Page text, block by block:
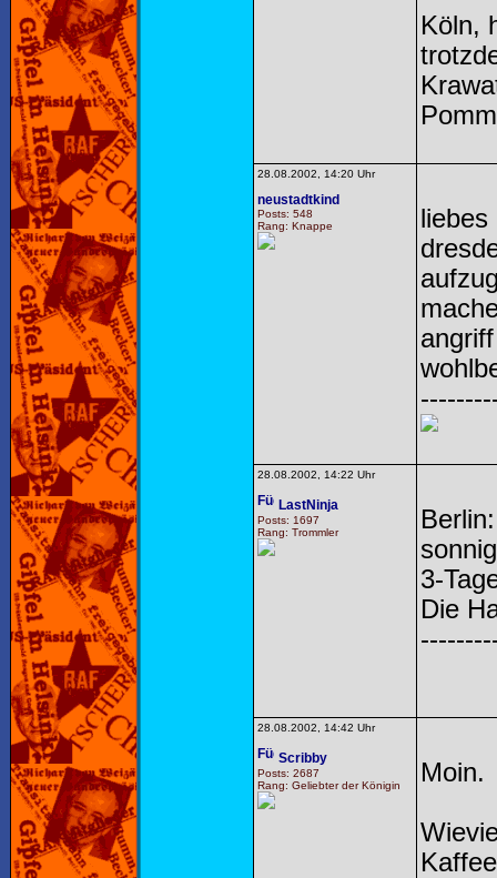
Köln,
28.08.2002, 14:20 Uhr
neustadtkind
Posts: 548
Rang: Knappe
liebes
28.08.2002, 14:22 Uhr
LastNinja
Posts: 1697
Rang: Trommler
3-
Die
28.08.2002, 14:42 Uhr
Scribby
Posts: 2687
Rang: Geliebter der Königin
Moin.